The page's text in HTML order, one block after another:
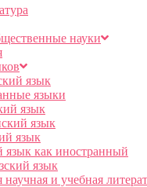
науки
язык
языки
язык
язык
язык
язык как иностранный
язык
научная и учебная